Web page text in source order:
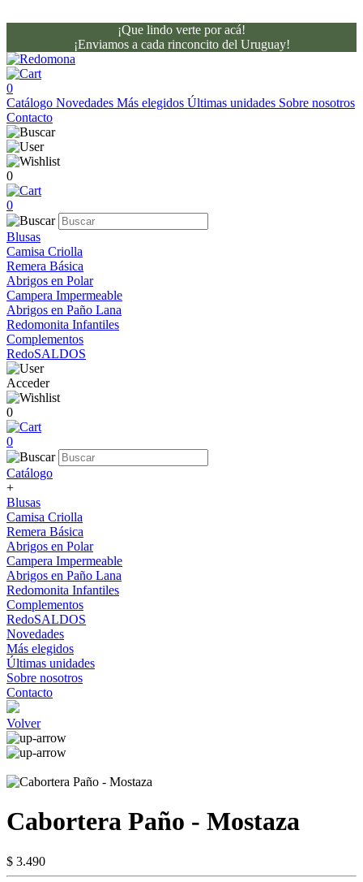
¡Que lindo verte por acá!
¡Enviamos a cada rinconcito del Uruguay!
0
Catálogo Novedades Más elegidos Últimas unidades Sobre nosotros
Contacto
0
0
Blusas
Camisa Criolla
Remera Básica
Abrigos en Polar
Campera Impermeable
Abrigos en Paño Lana
Redomonita Infantiles
Complementos
RedoSALDOS
Acceder
0
0
Catálogo
+
Blusas
Camisa Criolla
Remera Básica
Abrigos en Polar
Campera Impermeable
Abrigos en Paño Lana
Redomonita Infantiles
Complementos
RedoSALDOS
Novedades
Más elegidos
Últimas unidades
Sobre nosotros
Contacto
Volver
Cabortera Paño - Mostaza
$ 3.490